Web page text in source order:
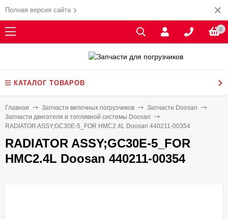
Полная версия сайта
0
КАТАЛОГ ТОВАРОВ
Главная Запчасти вилочных погрузчиков
Запчасти Doosan
Запчасти двигателя и топливной системы Doosan
RADIATOR ASSY;GC30E-5_FOR HMC2.4L Doosan 440211-00354
RADIATOR ASSY;GC30E-5_FOR
HMC2.4L Doosan 440211-00354